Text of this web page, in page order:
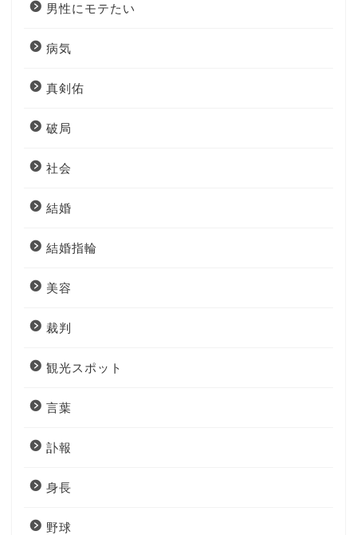
男性にモテたい
病気
真剣佑
破局
社会
結婚
結婚指輪
美容
裁判
観光スポット
言葉
訃報
身長
野球